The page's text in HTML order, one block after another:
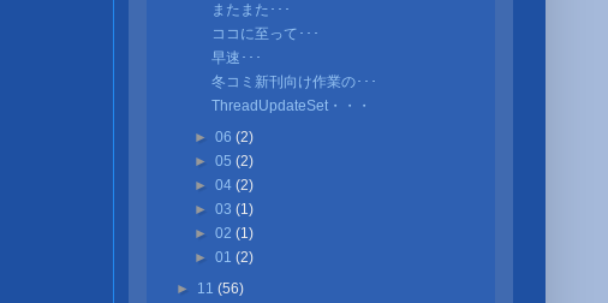
またまた･･･
ココに至って･･･
早速･･･
冬コミ新刊向け作業の･･･
ThreadUpdateSet・・・
► 06 (2)
► 05 (2)
► 04 (2)
► 03 (1)
► 02 (1)
► 01 (2)
► 11(56)